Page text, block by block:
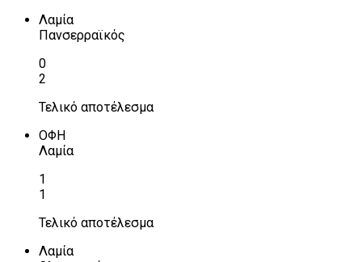
Λαμία
Πανσερραϊκός
0
2
Τελικό αποτέλεσμα
ΟΦΗ
Λαμία
1
1
Τελικό αποτέλεσμα
Λαμία